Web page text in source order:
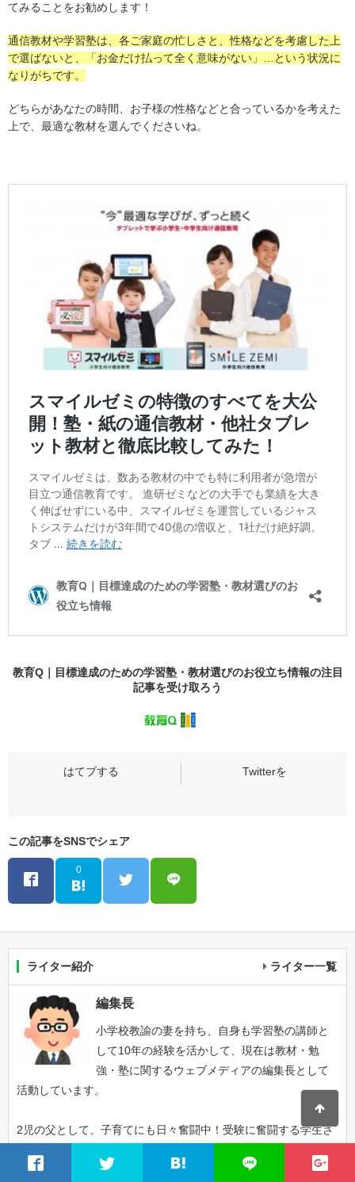
てみることをお勧めします！
通信教材や学習塾は、各ご家庭の忙しさと、性格などを考慮した上
で選ばないと、「お金だけ払って全く意味がない」…という状況に
なりがちです。
どちらがあなたの時間、お子様の性格などと合っているかを考えた
上で、最適な教材を選んでくださいね。
教育Q｜目標達成のための学習塾・教材選びのお役立ち情報の注目
記事を受け取ろう
この記事をSNSでシェア
0
ライター紹介 ライター一覧
編集長
小学校教諭の妻を持ち、自身も学習塾の講師と
して10年の経験を活かして、現在は教材・勉
強・塾に関するウェブメディアの編集長として
活動しています。
2児の父として、子育てにも日々奮闘中！受験に奮闘する学生さ
報をご紹介していきますね！